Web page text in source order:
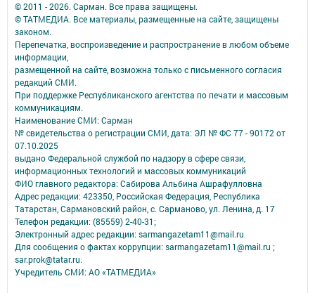
© 2011 - 2026. Сарман. Все права защищены.
© ТАТМЕДИА. Все материалы, размещенные на сайте, защищены
законом.
Перепечатка, воспроизведение и распространение в любом объеме
информации,
размещенной на сайте, возможна только с письменного согласия
редакций СМИ.
При поддержке Республиканского агентства по печати и массовым
коммуникациям.
Наименование СМИ: Сарман
№ свидетельства о регистрации СМИ, дата: ЭЛ № ФС 77 - 90172 от
07.10.2025
выдано Федеральной службой по надзору в сфере связи,
информационных технологий и массовых коммуникаций
ФИО главного редактора: Сабирова Альбина Ашрафулловна
Адрес редакции: 423350, Российская Федерация, Республика
Татарстан, Сармановский район, с. Сарманово, ул. Ленина, д. 17
Телефон редакции: (85559) 2-40-31;
Электронный адрес редакции: sarmangazetam11@mail.ru
Для сообщения о фактах коррупции: sarmangazetam11@mail.ru ;
sar.prok@tatar.ru.
Учредитель СМИ: АО «ТАТМЕДИА»